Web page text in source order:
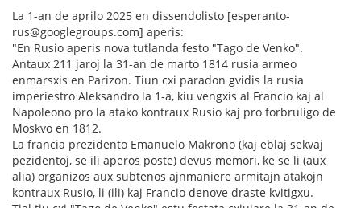
La 1-an de aprilo 2025 en dissendolisto [esperanto-
rus@googlegroups.com] aperis:
"En Rusio aperis nova tutlanda festo "Tago de Venko".
Antaux 211 jaroj la 31-an de marto 1814 rusia armeo
enmarsxis en Parizon. Tiun cxi paradon gvidis la rusia
imperiestro Aleksandro la 1-a, kiu vengxis al Francio kaj al
Napoleono pro la atako kontraux Rusio kaj pro forbruligo de
Moskvo en 1812.
La francia prezidento Emanuelo Makrono (kaj eblaj sekvaj
pezidentoj, se ili aperos poste) devus memori, ke se li (aux
alia) organizos aux subtenos ajnmaniere armitajn atakojn
kontraux Rusio, li (ili) kaj Francio denove draste kvitigxu.